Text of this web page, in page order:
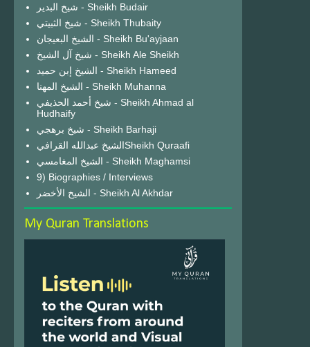
شيخ البدير - Sheikh Budair
شيخ الثبيتي - Sheikh Thubaity
الشيخ البعيجان - Sheikh Bu'ayjaan
شيخ آل الشيخ - Sheikh Ale Sheikh
الشيخ إبن حميد - Sheikh Hameed
الشيخ المهنا - Sheikh Muhanna
شيخ أحمد الحذيفي - Sheikh Ahmad al
Hudhaify
شيخ برهجي - Sheikh Barhaji
الشيخ عبدالله القرافيSheikh Quraafi
الشيخ المغامسي - Sheikh Maghamsi
9) Biographies / Interviews
الشيخ الأخضر - Sheikh Al Akhdar
My Quran Translations